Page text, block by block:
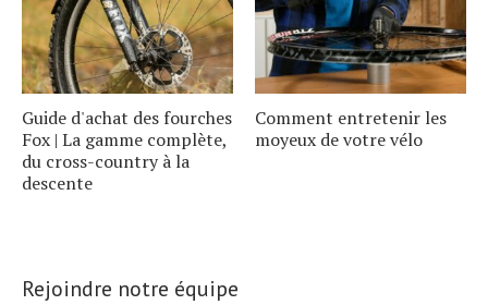
Guide d'achat des fourches
Fox | La gamme complète,
du cross-country à la
descente
Comment entretenir les
moyeux de votre vélo
Rejoindre notre équipe